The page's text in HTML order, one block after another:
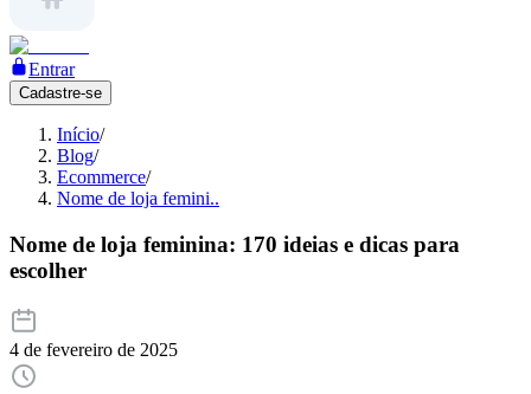
Entrar
Cadastre-se
Início/
Blog/
Ecommerce/
Nome de loja femini..
Nome de loja feminina: 170 ideias e dicas para
escolher
4 de fevereiro de 2025